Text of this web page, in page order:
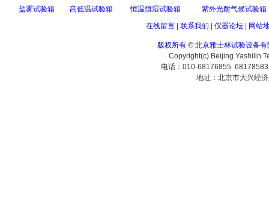
盐雾试验箱 高低温试验箱 恒温恒湿试验箱
紫外光耐气候试验箱
在线留言| 联系我们 仪器论坛| 网站
版权所有 © 北京雅士林试验设备有
Copyright(c) Beijing Yashilin
电话：010-68176855
地址：北京市大兴经